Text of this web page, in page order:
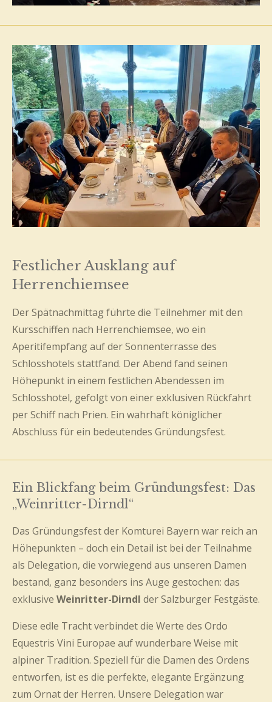
Festlicher Ausklang auf
Herrenchiemsee
Der Spätnachmittag führte die Teilnehmer mit den
Kursschiffen nach Herrenchiemsee, wo ein
Aperitifempfang auf der Sonnenterrasse des
Schlosshotels stattfand. Der Abend fand seinen
Höhepunkt in einem festlichen Abendessen im
Schlosshotel, gefolgt von einer exklusiven Rückfahrt
per Schiff nach Prien. Ein wahrhaft königlicher
Abschluss für ein bedeutendes Gründungsfest.
Ein Blickfang beim Gründungsfest: Das
„Weinritter-Dirndl“
Das Gründungsfest der Komturei Bayern war reich an
Höhepunkten – doch ein Detail ist bei der Teilnahme
als Delegation, die vorwiegend aus unseren Damen
bestand, ganz besonders ins Auge gestochen: das
exklusive Weinritter-Dirndl der Salzburger Festgäste.
Diese edle Tracht verbindet die Werte des Ordo
Equestris Vini Europae auf wunderbare Weise mit
alpiner Tradition. Speziell für die Damen des Ordens
entworfen, ist es die perfekte, elegante Ergänzung
zum Ornat der Herren. Unsere Delegation war